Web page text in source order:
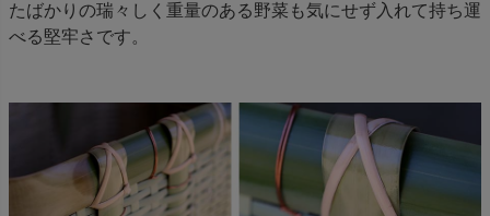
たばかりの瑞々しく重量のある野菜も気にせず入れて持ち運
べる堅牢さです。